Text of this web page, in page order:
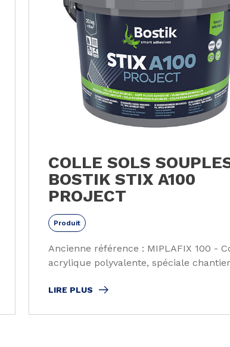
COLLE SOLS
BOSTIK STIX A100
PROJECT
Produit
Ancienne référence : MIPLAFIX 100 -
acrylique polyvalente, spéciale
LIRE PLUS